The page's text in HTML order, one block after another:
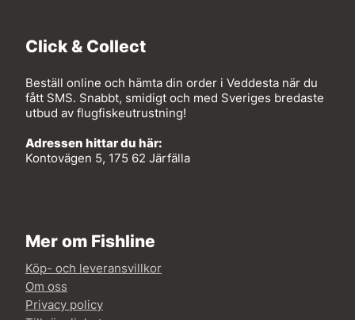
Click & Collect
Beställ online och hämta din order i Veddesta när du
fått SMS. Snabbt, smidigt och med Sveriges bredaste
utbud av flugfiskeutrustning!
Adressen hittar du här:
Kontovägen 5, 175 62 Järfälla
Mer om Fishline
Köp- och leveransvillkor
Om oss
Privacy policy